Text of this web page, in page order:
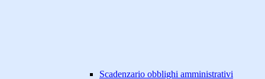
Scadenzario obblighi amministrativi